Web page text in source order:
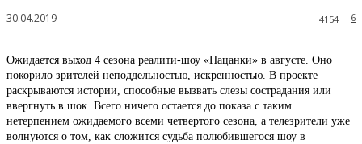
30.04.2019 6
4154
Ожидается выход 4 сезона реалити-шоу «Пацанки» в августе. Оно
покорило зрителей неподдельностью, искренностью. В проекте
раскрываются истории, способные вызвать слезы сострадания или
ввергнуть в шок. Всего ничего остается до показа с таким
нетерпением ожидаемого всеми четвертого сезона, а телезрители уже
волнуются о том, как сложится судьба полюбившегося шоу в